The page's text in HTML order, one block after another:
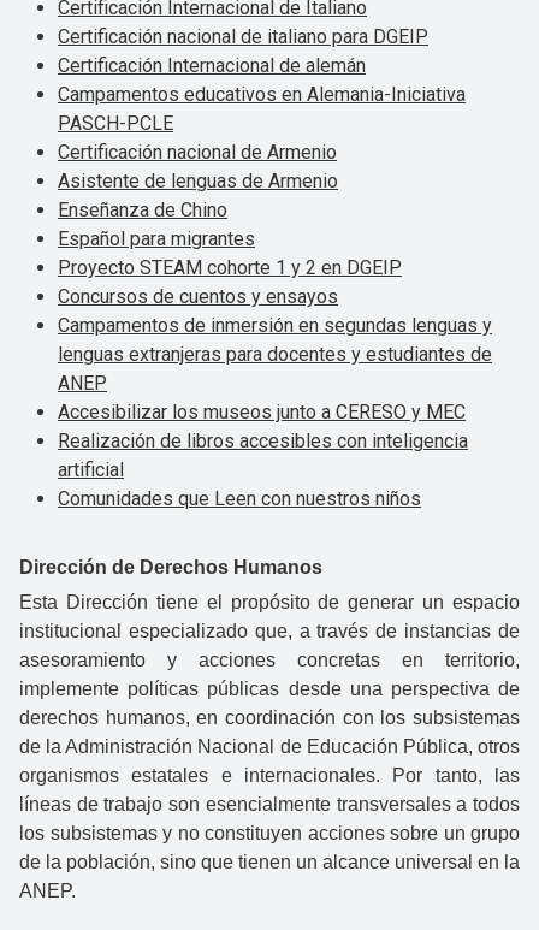
Certificación Internacional de Italiano
Certificación nacional de italiano para DGEIP
Certificación Internacional de alemán
Campamentos educativos en Alemania-Iniciativa
PASCH-PCLE
Certificación nacional de Armenio
Asistente de lenguas de Armenio
Enseñanza de Chino
Español para migrantes
Proyecto STEAM cohorte 1 y 2 en DGEIP
Concursos de cuentos y ensayos
Campamentos de inmersión en segundas lenguas y
lenguas extranjeras para docentes y estudiantes de
ANEP
Accesibilizar los museos junto a CERESO y MEC
Realización de libros accesibles con inteligencia
artificial
Comunidades que Leen con nuestros niños
Dirección de Derechos Humanos
Esta Dirección tiene el propósito de generar un espacio
institucional especializado que, a través de instancias de
asesoramiento y acciones concretas en territorio,
implemente políticas públicas desde una perspectiva de
derechos humanos, en coordinación con los subsistemas
de la Administración Nacional de Educación Pública, otros
organismos estatales e internacionales. Por tanto, las
líneas de trabajo son esencialmente transversales a todos
los subsistemas y no constituyen acciones sobre un grupo
de la población, sino que tienen un alcance universal en la
ANEP.